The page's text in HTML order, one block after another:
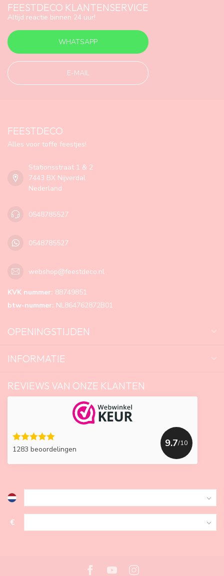
FEESTDECO KLANTENSERVICE
Altijd reactie binnen 24 uur!
WHATSAPP
E-MAIL
FEESTDECO
Alles voor toffe feestjes!
Stationsstraat 1 & 2
7443 BX Nijverdal
Nederland
0548785527
0548785527
webshop@feestdeco.nl
KVK nummer: 88749851
btw-nummer: NL864762872B01
OPENINGSTIJDEN
INFORMATIE
REVIEWS VAN ONZE KLANTEN
1283 beoordelingen
9.7/10
€